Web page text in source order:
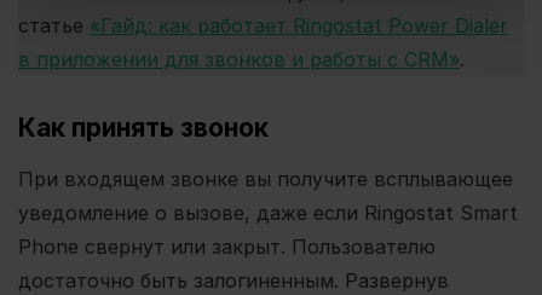
статье «Гайд: как работает Ringostat Power Dialer
в приложении для звонков и работы с CRM».
Как принять звонок
При входящем звонке вы получите всплывающее
уведомление о вызове, даже если Ringostat Smart
Phone свернут или закрыт. Пользователю
достаточно быть залогиненным. Развернув